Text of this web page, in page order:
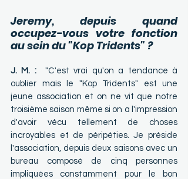
Jeremy, depuis quand
occupez-vous votre fonction
au sein du "Kop Tridents" ?
J. M. :
"C'est vrai qu'on a tendance à
oublier mais le "Kop Tridents" est une
jeune association et on ne vit que notre
troisième saison même si on a l'impression
d'avoir vécu tellement de choses
incroyables et de péripéties. Je préside
l'association, depuis deux saisons avec un
bureau composé de cinq personnes
impliquées constamment pour le bon